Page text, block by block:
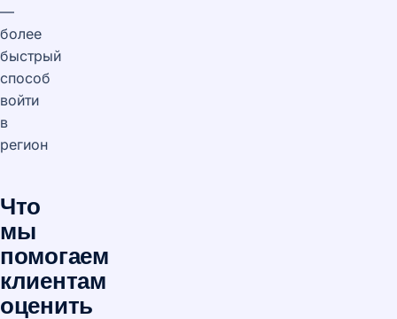
—
более
быстрый
способ
войти
в
регион
Что
мы
помогаем
клиентам
оценить